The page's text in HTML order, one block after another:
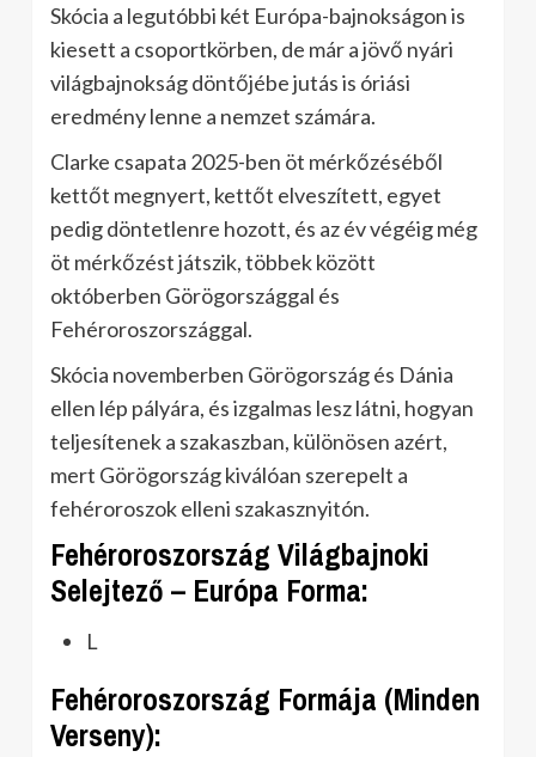
Skócia a legutóbbi két Európa-bajnokságon is
kiesett a csoportkörben, de már a jövő nyári
világbajnokság döntőjébe jutás is óriási
eredmény lenne a nemzet számára.
Clarke csapata 2025-ben öt mérkőzéséből
kettőt megnyert, kettőt elveszített, egyet
pedig döntetlenre hozott, és az év végéig még
öt mérkőzést játszik, többek között
októberben Görögországgal és
Fehéroroszországgal.
Skócia novemberben Görögország és Dánia
ellen lép pályára, és izgalmas lesz látni, hogyan
teljesítenek a szakaszban, különösen azért,
mert Görögország kiválóan szerepelt a
fehéroroszok elleni szakasznyitón.
Fehéroroszország Világbajnoki
Selejtező – Európa Forma:
L
Fehéroroszország Formája (Minden
Verseny):